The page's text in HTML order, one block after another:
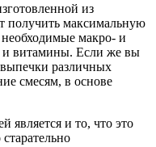
из
получить максимальную
необходимые макро- и
и витамины. Если же вы
выпечки различных
смесям, в основе
является и то, что это